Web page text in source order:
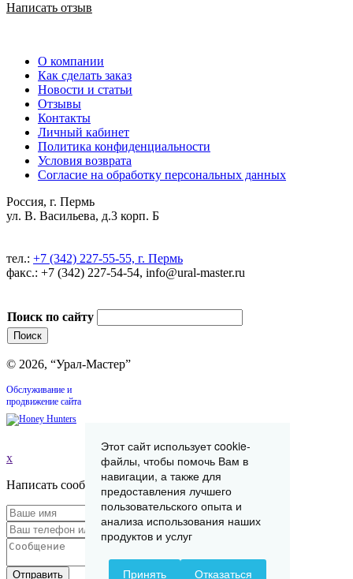
Написать отзыв
О компании
Как сделать заказ
Новости и статьи
Отзывы
Контакты
Личный кабинет
Политика конфиденциальности
Условия возврата
Согласие на обработку персональных данных
Россия, г. Пермь
ул. В. Васильева, д.3 корп. Б
тел.: +7 (342) 227-55-55, г. Пермь
факс.: +7 (342) 227-54-54, info@ural-master.ru
Поиск по сайту
© 2026, “Урал-Мастер”
Обслуживание и
продвижение сайта
x
Написать сообщение
Отправить
Этот сайт использует cookie-
файлы, чтобы помочь Вам в
навигации, а также для
предоставления лучшего
пользовательского опыта и
анализа использования наших
продуктов и услуг
Принять Отказаться